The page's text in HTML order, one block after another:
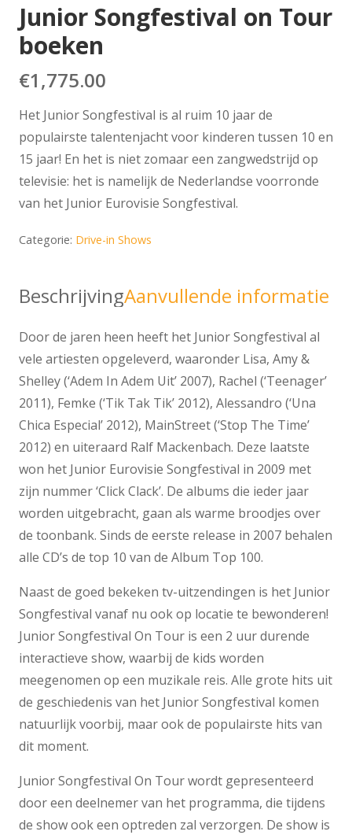
Junior Songfestival on Tour
boeken
€1,775.00
Het Junior Songfestival is al ruim 10 jaar de
populairste talentenjacht voor kinderen tussen 10 en
15 jaar! En het is niet zomaar een zangwedstrijd op
televisie: het is namelijk de Nederlandse voorronde
van het Junior Eurovisie Songfestival.
Categorie: Drive-in Shows
BeschrijvingAanvullende informatie
Door de jaren heen heeft het Junior Songfestival al
vele artiesten opgeleverd, waaronder Lisa, Amy &
Shelley (‘Adem In Adem Uit’ 2007), Rachel (‘Teenager’
2011), Femke (‘Tik Tak Tik’ 2012), Alessandro (‘Una
Chica Especial’ 2012), MainStreet (‘Stop The Time’
2012) en uiteraard Ralf Mackenbach. Deze laatste
won het Junior Eurovisie Songfestival in 2009 met
zijn nummer ‘Click Clack’. De albums die ieder jaar
worden uitgebracht, gaan als warme broodjes over
de toonbank. Sinds de eerste release in 2007 behalen
alle CD’s de top 10 van de Album Top 100.
Naast de goed bekeken tv-uitzendingen is het Junior
Songfestival vanaf nu ook op locatie te bewonderen!
Junior Songfestival On Tour is een 2 uur durende
interactieve show, waarbij de kids worden
meegenomen op een muzikale reis. Alle grote hits uit
de geschiedenis van het Junior Songfestival komen
natuurlijk voorbij, maar ook de populairste hits van
dit moment.
Junior Songfestival On Tour wordt gepresenteerd
door een deelnemer van het programma, die tijdens
de show ook een optreden zal verzorgen. De show is